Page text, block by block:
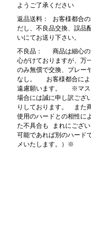
ようご了承ください
返品送料： お客様都合
だし、不良品交換、誤品
いにてお送り下さい。
不良品： 商品は細心の
心がけておりますが、万
のみ無償で交換、プレー
なし。 お客様都合によ
遠慮願います。 ※マス
場合には誠に申し訳ござ
りしております。 また
使用のハードとの相性に
た不具合も まれにござ
可能であれば別のハード
メいたします。）※